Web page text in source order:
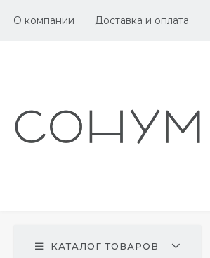
О компании Доставка и оплата
КАТАЛОГ ТОВАРОВ